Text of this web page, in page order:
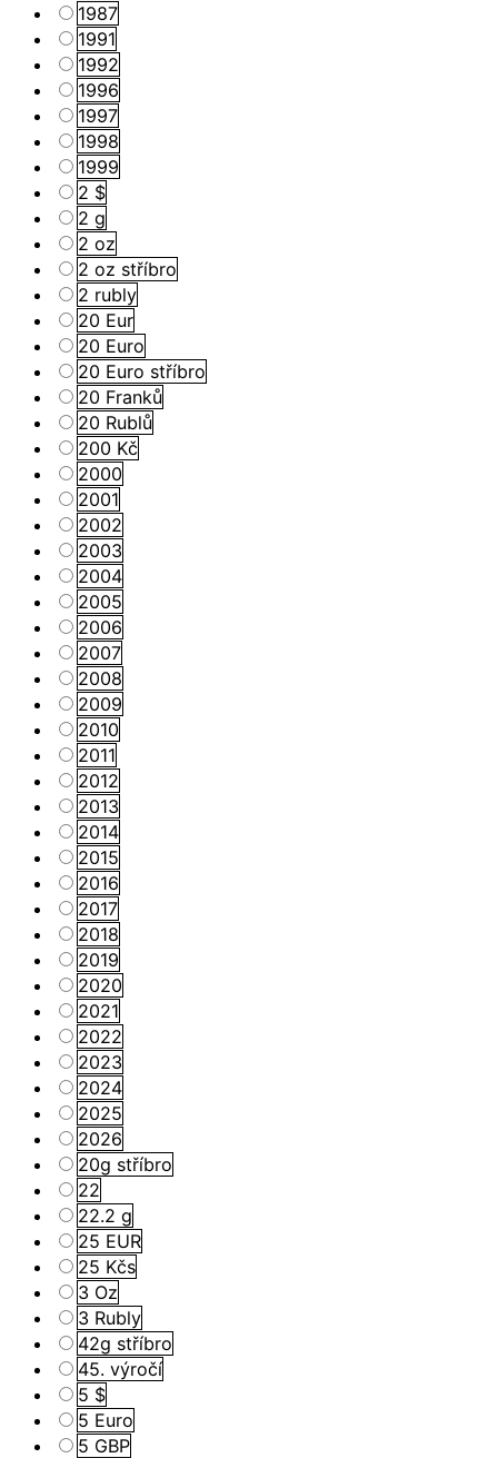
1987
1991
1992
1996
1997
1998
1999
2 $
2 g
2 oz
2 oz stříbro
2 rubly
20 Eur
20 Euro
20 Euro stříbro
20 Franků
20 Rublů
200 Kč
2000
2001
2002
2003
2004
2005
2006
2007
2008
2009
2010
2011
2012
2013
2014
2015
2016
2017
2018
2019
2020
2021
2022
2023
2024
2025
2026
20g stříbro
22
22.2 g
25 EUR
25 Kčs
3 Oz
3 Rubly
42g stříbro
45. výročí
5 $
5 Euro
5 GBP